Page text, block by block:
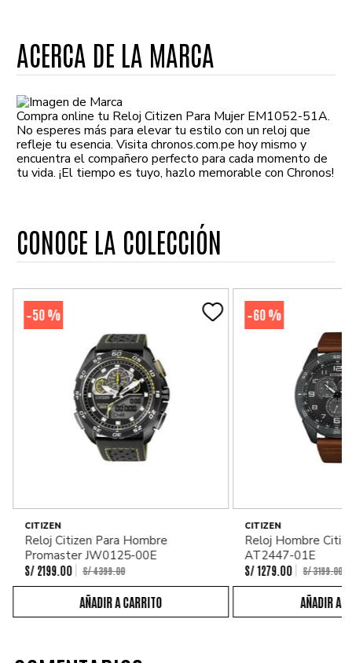
ACERCA DE LA MARCA
Compra online tu Reloj Citizen Para Mujer EM1052-51A.
No esperes más para elevar tu estilo con un reloj que
refleje tu esencia. Visita chronos.com.pe hoy mismo y
encuentra el compañero perfecto para cada momento de
tu vida. ¡El tiempo es tuyo, hazlo memorable con Chronos!
CONOCE LA COLECCIÓN
-50 %
CITIZEN
Reloj Citizen Para Hombre
Promaster JW0125-00E
S/ 2199. 00 S/4399.00
-60 %
CITIZEN
Reloj Hombre
AT2447-01E
S/ 1279 00 S/3199.00